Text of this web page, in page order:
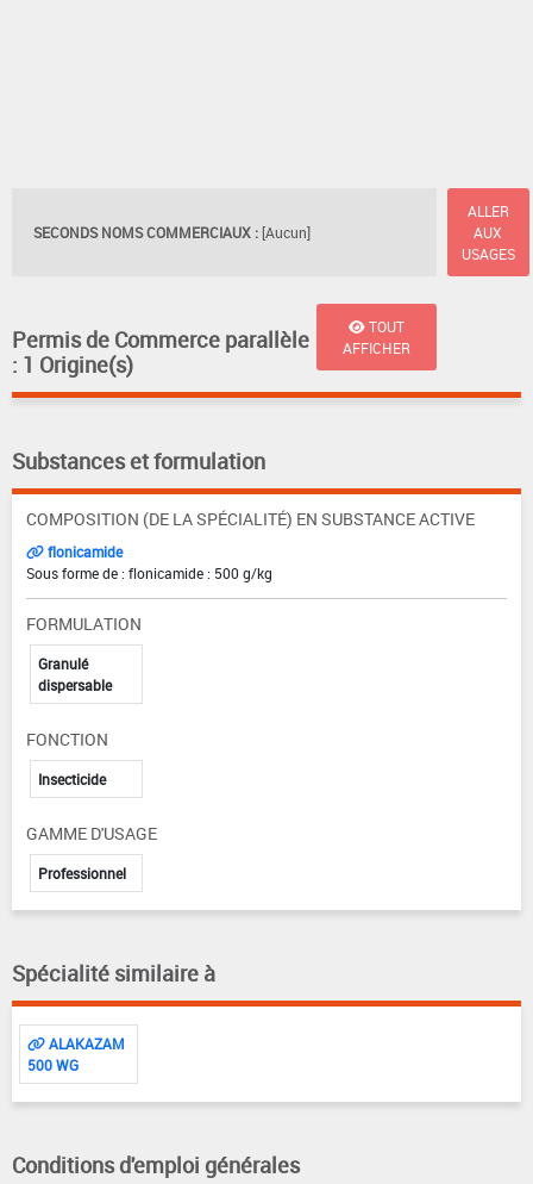
SECONDS NOMS COMMERCIAUX : [Aucun]
ALLER
AUX
USAGES
Permis de Commerce parallèle
: 1 Origine(s)
TOUT
AFFICHER
Substances et formulation
COMPOSITION (DE LA SPÉCIALITÉ) EN SUBSTANCE ACTIVE
flonicamide
Sous forme de : flonicamide : 500 g/kg
FORMULATION
Granulé
dispersable
FONCTION
Insecticide
GAMME D'USAGE
Professionnel
Spécialité similaire à
ALAKAZAM
500 WG
Conditions d'emploi générales